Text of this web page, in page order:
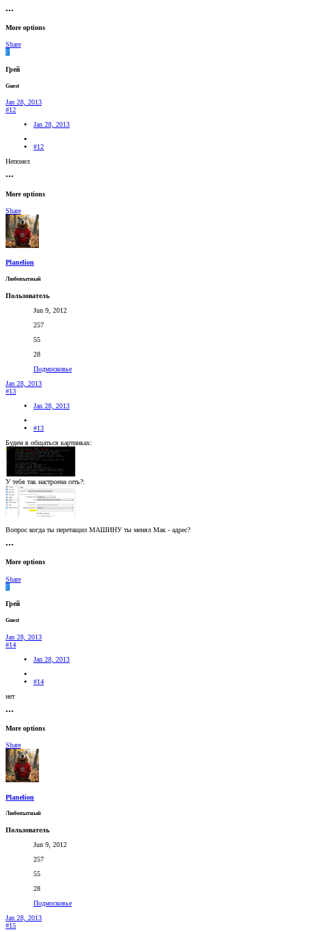
•••
More options
Share
Г
Грей
Guest
Jan 28, 2013
#12
Jan 28, 2013
#12
Непонел
•••
More options
Share
Planelion
Любопытный
Пользователь
Jun 9, 2012
257
55
28
Подмосковье
Jan 28, 2013
#13
Jan 28, 2013
#13
Будем в общаться картинках:
У тебя так настроена сеть?:
Вопрос когда ты перетащил МАШИНУ ты менял Мак - адрес?
•••
More options
Share
Г
Грей
Guest
Jan 28, 2013
#14
Jan 28, 2013
#14
нет
•••
More options
Share
Planelion
Любопытный
Пользователь
Jun 9, 2012
257
55
28
Подмосковье
Jan 28, 2013
#15